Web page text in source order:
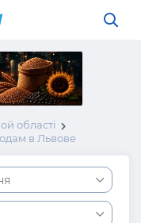
області
в Львове